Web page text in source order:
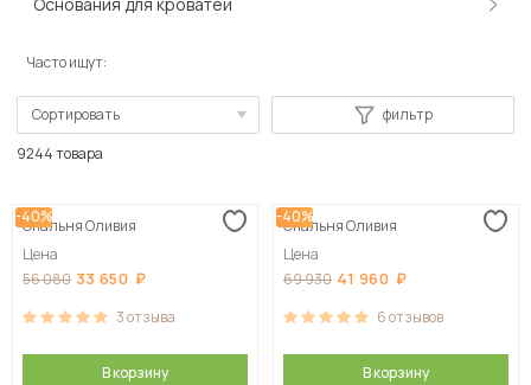
Часто ищут:
Сортировать
Сначала дорогие
фильтр
9244 товара
-40%
Спальня Оливия
Цена
56 080 33 650
3отзыва
В корзину
-40%
Спальня Оливия
Цена
69 930 41 960
6отзывов
В корзину